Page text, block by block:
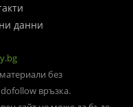
данни
без
връзка.